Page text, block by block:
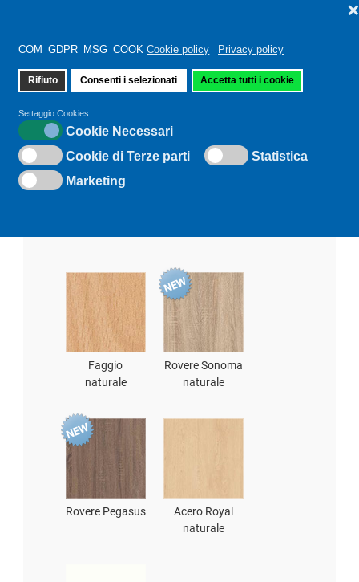
COM_GDPR_MSG_COOK Cookie policy Privacy policy
Rifiuto Consenti i selezionati Accetta tutti i cookie
❌
Settaggio Cookies
Cookie Necessari
Cookie di Terze parti
Statistica
Marketing
Sei qui:Home
Faggio
naturale
Rovere Sonoma
naturale
Rovere Pegasus
Acero Royal
naturale